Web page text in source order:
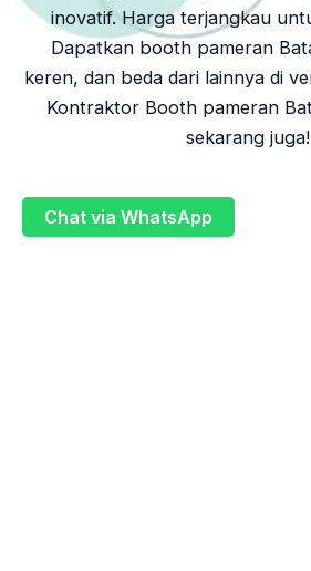
inovatif. Harga terjangkau
Dapatkan booth pameran
keren, dan beda dari lainnya di
Kontraktor Booth pameran
sekarang juga!
Chat via WhatsApp